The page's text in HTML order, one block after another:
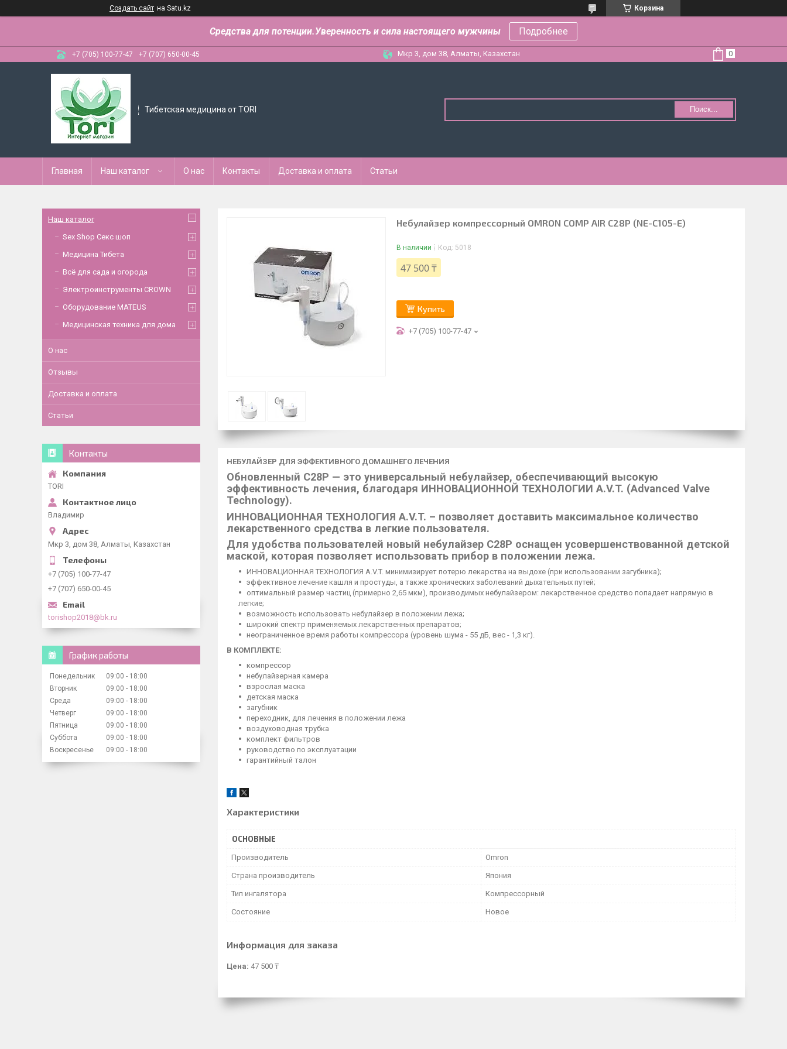
Создать сайт на Satu.kz Корзина
Средства для потенции.Уверенность и сила настоящего мужчины Подробнее
+7 (705) 100-77-47 +7 (707) 650-00-45 Мкр 3, дом 38, Алматы, Казахстан
Тибетская медицина от TORI Поиск...
Главная Наш каталог О нас Контакты Доставка и оплата Статьи
Небулайзер компрессорный OMRON COMP AIR C28P (NE-C105-E)
В наличии Код: 5018
47 500 ₸
Купить
+7 (705) 100-77-47
НЕБУЛАЙЗЕР ДЛЯ ЭФФЕКТИВНОГО ДОМАШНЕГО ЛЕЧЕНИЯ
Обновленный C28P — это универсальный небулайзер, обеспечивающий высокую
эффективность лечения, благодаря ИННОВАЦИОННОЙ ТЕХНОЛОГИИ A.V.T. (Advanced Valve
Technology).
ИННОВАЦИОННАЯ ТЕХНОЛОГИЯ A.V.T. – позволяет доставить максимальное количество
лекарственного средства в легкие пользователя.
Для удобства пользователей новый небулайзер C28P оснащен усовершенствованной детской
маской, которая позволяет использовать прибор в положении лежа.
ИННОВАЦИОННАЯ ТЕХНОЛОГИЯ A.V.T. минимизирует потерю лекарства на выдохе (при использовании загубника);
эффективное лечение кашля и простуды, а также хронических заболеваний дыхательных путей;
оптимальный размер частиц (примерно 2,65 мкм), производимых небулайзером: лекарственное средство попадает напрямую в
легкие;
возможность использовать небулайзер в положении лежа;
широкий спектр применяемых лекарственных препаратов;
неограниченное время работы компрессора (уровень шума - 55 дБ, вес - 1,3 кг).
В КОМПЛЕКТЕ:
компрессор
небулайзерная камера
взрослая маска
детская маска
загубник
переходник, для лечения в положении лежа
воздуховодная трубка
комплект фильтров
руководство по эксплуатации
гарантийный талон
Характеристики
ОСНОВНЫЕ
Производитель Omron
Страна производитель Япония
Тип ингалятора Компрессорный
Состояние Новое
Информация для заказа
Цена: 47 500 ₸
Наш каталог
Sex Shop Секс шоп
Медицина Тибета
Всё для сада и огорода
Электроинструменты CROWN
Оборудование MATEUS
Медицинская техника для дома
О нас
Отзывы
Доставка и оплата
Статьи
Контакты
TORI
Владимир
Мкр 3, дом 38, Алматы, Казахстан
+7 (705) 100-77-47
+7 (707) 650-00-45
torishop2018@bk.ru
График работы
Понедельник 09:00
18:00
Вторник
09:00
18:00
Среда
09:00
18:00
Четверг
09:00
18:00
Пятница
09:00
18:00
Суббота
09:00
18:00
Воскресенье
09:00 18:00